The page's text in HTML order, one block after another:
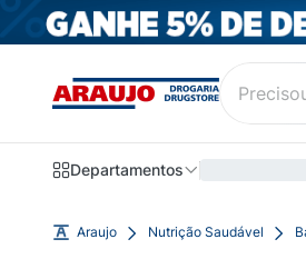
Departamentos
Araujo Nutrição Saudável